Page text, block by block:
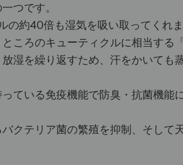
つです。
約40倍も湿気を吸い取ってくれま
ころのキューティクルに相当する
湿を繰り返すため、汗をかいても
ている免疫機能で防臭・抗菌機能
クテリア菌の繁殖を抑制、そして